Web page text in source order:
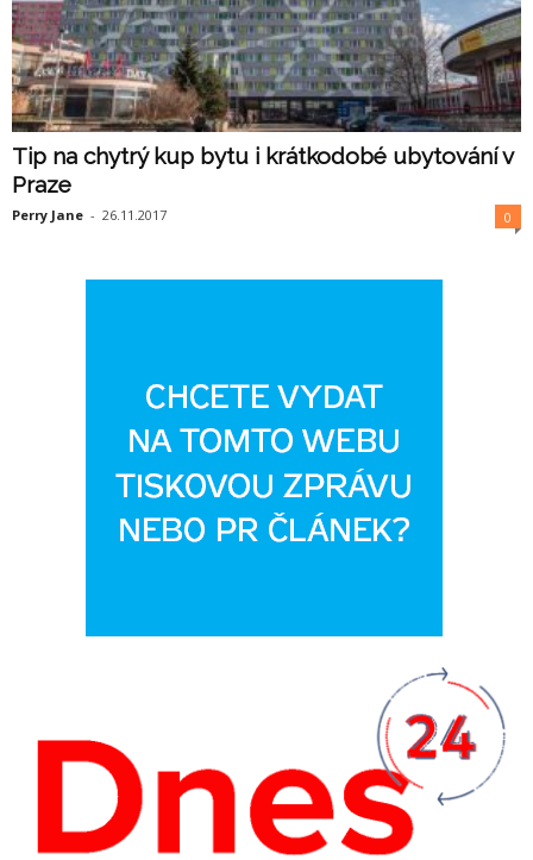
Tip na chytrý kup bytu i krátkodobé ubytování v
Praze
Perry Jane - 26.11.2017 0